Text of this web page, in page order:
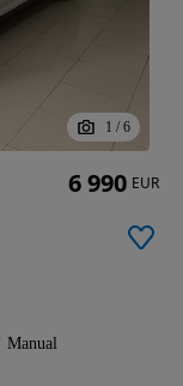
1 / 6
Manual
6 990 EUR